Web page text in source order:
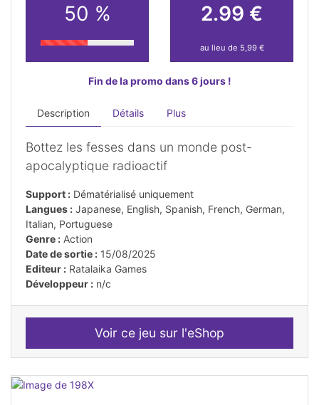
50 % 2.99 €
au lieu de 5,99 €
Fin de la promo dans 6 jours !
Description Détails Plus
Bottez les fesses dans un monde post-
apocalyptique radioactif
Support : Dématérialisé uniquement
Langues : Japanese, English, Spanish, French, German,
Italian, Portuguese
Genre : Action
Date de sortie : 15/08/2025
Editeur : Ratalaika Games
Développeur : n/c
Voir ce jeu sur l'eShop